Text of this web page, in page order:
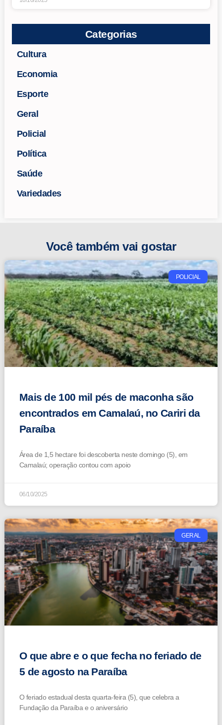
Categorias
Cultura
Economia
Esporte
Geral
Policial
Política
Saúde
Variedades
Você também vai gostar
POLICIAL
Mais de 100 mil pés de maconha são
encontrados em Camalaú, no Cariri da
Paraíba
Área de 1,5 hectare foi descoberta neste domingo (5), em
Camalaú; operação contou com apoio
06/10/2025
GERAL
O que abre e o que fecha no feriado de
5 de agosto na Paraíba
O feriado estadual desta quarta-feira (5), que celebra a
Fundação da Paraíba e o aniversário